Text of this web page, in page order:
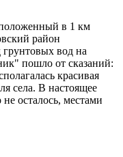
в 1 км
район
вод на
пошло от сказаний:
красивая
села. В настоящее
осталось, местами